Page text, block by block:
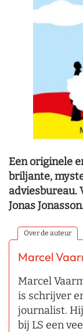
Een originele
briljante,
adviesbureau.
Jonas
Over de auteur
Marcel
Marcel
is schrijver
journalist.
bij LS een